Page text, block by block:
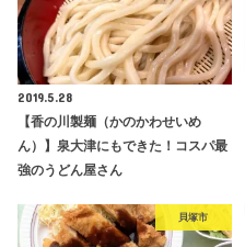
2019.5.28
【香の川製麺（かのかわせいめ
ん）】泉大津にもできた！コスパ最
強のうどん屋さん
貝塚市